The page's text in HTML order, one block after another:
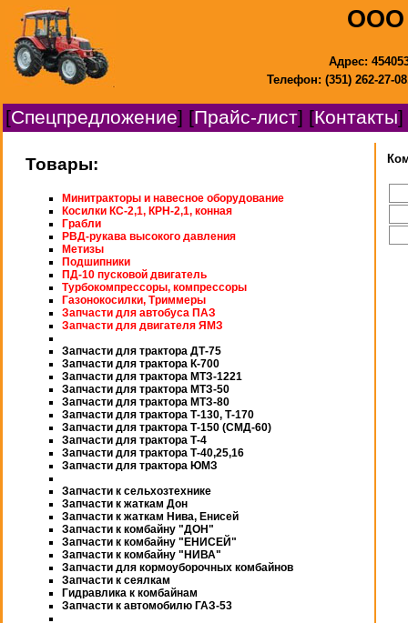
ООО
Адрес:
Телефон: (351) 262-27-
[Спецпредложение] [Прайс-лист] [Контакты]
Товары:
Минитракторы и навесное оборудование
Косилки КС-2,1, КРН-2,1, конная
Грабли
РВД-рукава высокого давления
Метизы
Подшипники
ПД-10 пусковой двигатель
Турбокомпрессоры, компрессоры
Газонокосилки, Триммеры
Запчасти для автобуса ПАЗ
Запчасти для двигателя ЯМЗ
Запчасти для трактора ДТ-75
Запчасти для трактора К-700
Запчасти для трактора МТЗ-1221
Запчасти для трактора МТЗ-50
Запчасти для трактора МТЗ-80
Запчасти для трактора Т-130, Т-170
Запчасти для трактора Т-150 (СМД-60)
Запчасти для трактора Т-4
Запчасти для трактора Т-40,25,16
Запчасти для трактора ЮМЗ
Запчасти к сельхозтехнике
Запчасти к жаткам Дон
Запчасти к жаткам Нива, Енисей
Запчасти к комбайну "ДОН"
Запчасти к комбайну "ЕНИСЕЙ"
Запчасти к комбайну "НИВА"
Запчасти для кормоуборочных комбайнов
Запчасти к сеялкам
Гидравлика к комбайнам
Запчасти к автомобилю ГАЗ-53